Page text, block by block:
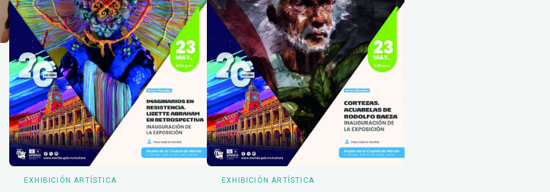
EXHIBICIÓN ARTÍSTICA EXHIBICIÓN ARTÍSTICA